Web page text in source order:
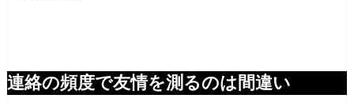
連絡の頻度で友情を測るのは間違い